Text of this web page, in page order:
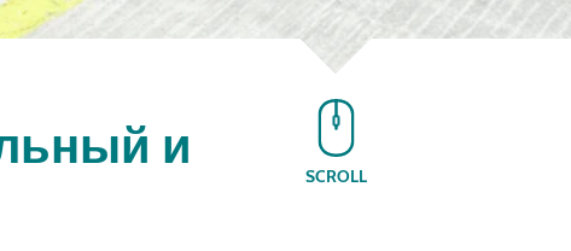
SCROLL
и